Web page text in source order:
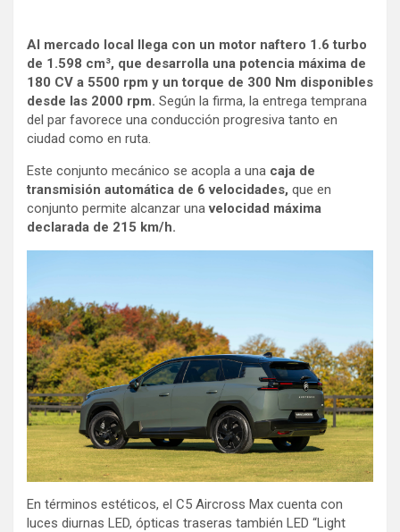
Al mercado local llega con un motor naftero 1.6 turbo
de 1.598 cm³, que desarrolla una potencia máxima de
180 CV a 5500 rpm y un torque de 300 Nm disponibles
desde las 2000 rpm. Según la firma, la entrega temprana
del par favorece una conducción progresiva tanto en
ciudad como en ruta.
Este conjunto mecánico se acopla a una caja de
transmisión automática de 6 velocidades, que en
conjunto permite alcanzar unavelocidad máxima
declarada de 215 km/h.
En términos estéticos, el C5 Aircross Max cuenta con
luces diurnas LED, ópticas traseras también LED “Light